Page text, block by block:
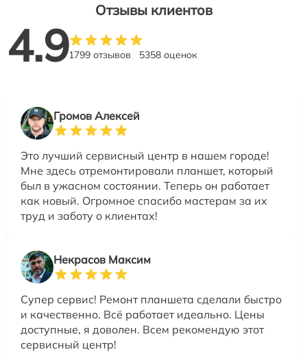
Отзывы клиентов
4.91799 отзывов 5358 оценок
Громов Алексей
Это лучший сервисный центр в нашем городе!
Мне здесь отремонтировали планшет, который
был в ужасном состоянии. Теперь он работает
как новый. Огромное спасибо мастерам за их
труд и заботу о клиентах!
Некрасов Максим
Супер сервис! Ремонт планшета сделали быстро
и качественно. Всё работает идеально. Цены
доступные, я доволен. Всем рекомендую этот
сервисный центр!